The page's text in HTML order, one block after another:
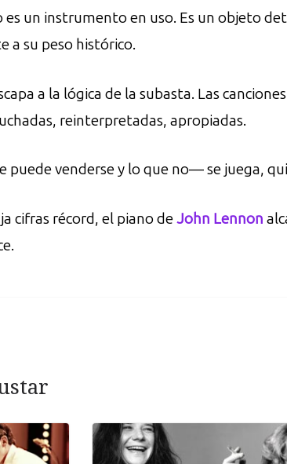
es un instrumento en uso. Es un objeto
a su peso histórico.
a la lógica de la subasta. Las
reinterpretadas, apropiadas.
puede venderse y lo que no— se juega,
cifras récord, el piano deJohn Lennon